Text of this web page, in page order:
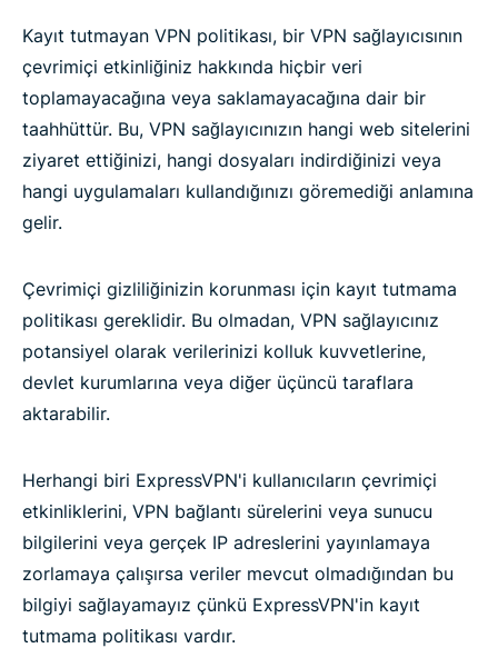
Kayıt tutmayan VPN politikası, bir VPN sağlayıcısının
çevrimiçi etkinliğiniz hakkında hiçbir veri
toplamayacağına veya saklamayacağına dair bir
taahhüttür. Bu, VPN sağlayıcınızın hangi web sitelerini
ziyaret ettiğinizi, hangi dosyaları indirdiğinizi veya
hangi uygulamaları kullandığınızı göremediği anlamına
gelir.
Çevrimiçi gizliliğinizin korunması için kayıt tutmama
politikası gereklidir. Bu olmadan, VPN sağlayıcınız
potansiyel olarak verilerinizi kolluk kuvvetlerine,
devlet kurumlarına veya diğer üçüncü taraflara
aktarabilir.
Herhangi biri ExpressVPN'i kullanıcıların çevrimiçi
etkinliklerini, VPN bağlantı sürelerini veya sunucu
bilgilerini veya gerçek IP adreslerini yayınlamaya
zorlamaya çalışırsa veriler mevcut olmadığından bu
bilgiyi sağlayamayız çünkü ExpressVPN'in kayıt
tutmama politikası vardır.